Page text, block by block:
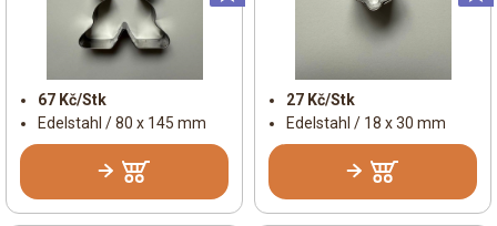
67 Kč/Stk
Edelstahl / 80 x 145 mm
27 Kč/Stk
Edelstahl / 18 x 30 mm